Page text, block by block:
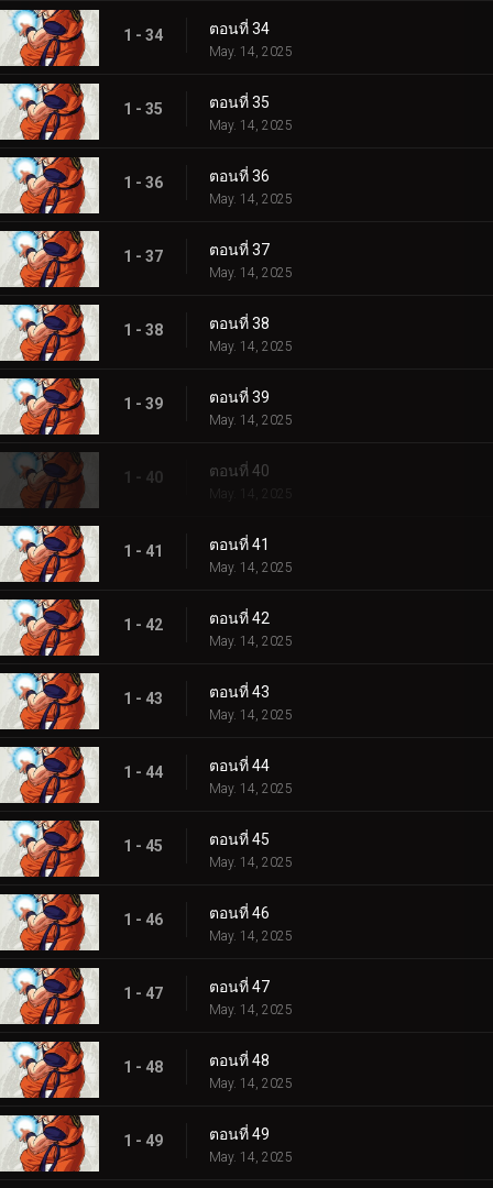
1 - 34 ตอนที่ 34
May. 14, 2025
1 - 35 ตอนที่ 35
May. 14, 2025
1 - 36 ตอนที่ 36
May. 14, 2025
1 - 37 ตอนที่ 37
May. 14, 2025
1 - 38 ตอนที่ 38
May. 14, 2025
1 - 39 ตอนที่ 39
May. 14, 2025
1 - 40 ตอนที่ 40
May. 14, 2025
1 - 41 ตอนที่ 41
May. 14, 2025
1 - 42 ตอนที่ 42
May. 14, 2025
1 - 43 ตอนที่ 43
May. 14, 2025
1 - 44 ตอนที่ 44
May. 14, 2025
1 - 45 ตอนที่ 45
May. 14, 2025
1 - 46 ตอนที่ 46
May. 14, 2025
1 - 47 ตอนที่ 47
May. 14, 2025
1 - 48 ตอนที่ 48
May. 14, 2025
1 - 49 ตอนที่ 49
May. 14, 2025